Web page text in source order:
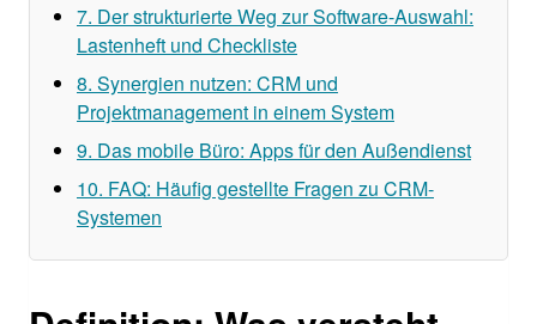
7. Der strukturierte Weg zur Software-Auswahl:
Lastenheft und Checkliste
8. Synergien nutzen: CRM und
Projektmanagement in einem System
9. Das mobile Büro: Apps für den Außendienst
10. FAQ: Häufig gestellte Fragen zu CRM-
Systemen